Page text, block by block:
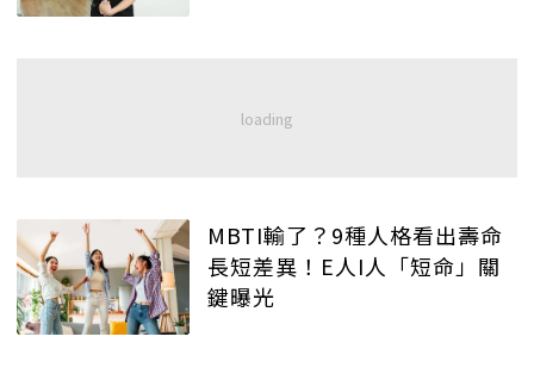
MBTI輸了？9種人格看出壽命
長短差異！E人I人「短命」關
鍵曝光